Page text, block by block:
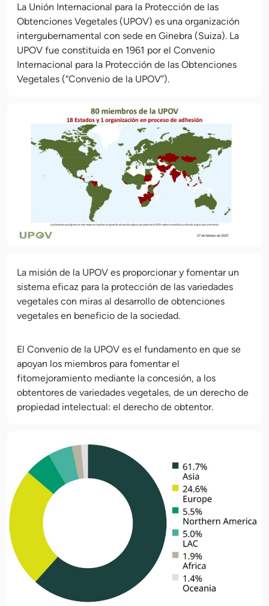
La Unión Internacional para la Protección de las
Obtenciones Vegetales (UPOV) es una organización
intergubernamental con sede en Ginebra (Suiza). La
UPOV fue constituida en 1961 por el Convenio
Internacional para la Protección de las Obtenciones
Vegetales (“Convenio de la UPOV”).
La misión de la UPOV es proporcionar y fomentar un
sistema eficaz para la protección de las variedades
vegetales con miras al desarrollo de obtenciones
vegetales en beneficio de la sociedad.
El Convenio de la UPOV es el fundamento en que se
apoyan los miembros para fomentar el
fitomejoramiento mediante la concesión, a los
obtentores de variedades vegetales, de un derecho de
propiedad intelectual: el derecho de obtentor.